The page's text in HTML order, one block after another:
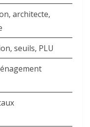
architecte,
seuils, PLU